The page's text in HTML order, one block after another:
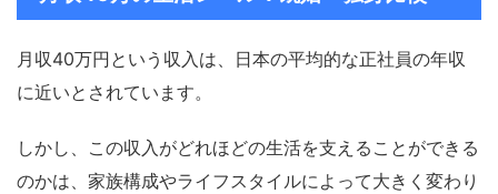
月収40万円という収入は、日本の平均的な正社員の年収
に近いとされています。
しかし、この収入がどれほどの生活を支えることができる
のかは、家族構成やライフスタイルによって大きく変わり